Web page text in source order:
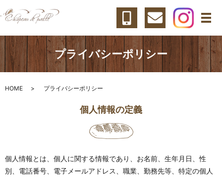
メ
プライバシーポリシー
HOME プライバシーポリシー
個人情報の定義
個人情報とは、個人に関する情報であり、お名前、生年月日、性
別、電話番号、電子メールアドレス、職業、勤務先等、特定の個人